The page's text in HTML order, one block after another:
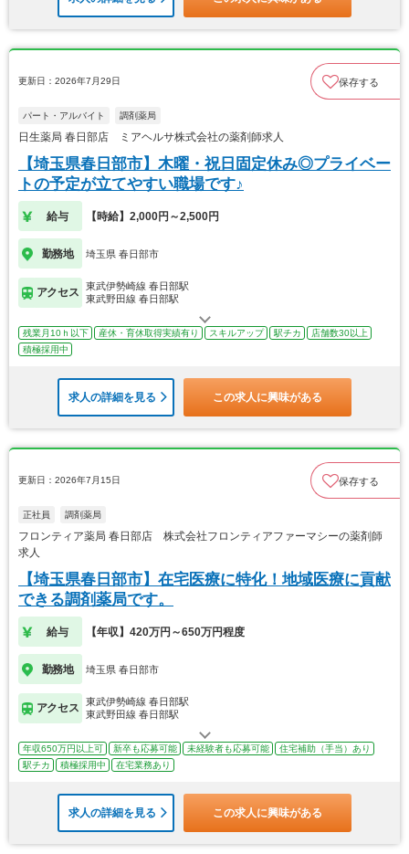
更新日：2026年7月29日 保存する
パート・アルバイト 調剤薬局
日生薬局 春日部店 ミアヘルサ株式会社の薬剤師求人
【埼玉県春日部市】木曜・祝日固定休み◎プライベー
トの予定が立てやすい職場です♪
給与 【時給】2,000円～2,500円
勤務地 埼玉県 春日部市
アクセス
東武伊勢崎線 春日部駅
東武野田線 春日部駅
残業月10ｈ以下 産休・育休取得実績有り スキルアップ 駅チカ
店舗数30以上
積極採用中
求人の詳細を見る この求人に興味がある
更新日：2026年7月15日 保存する
正社員 調剤薬局
フロンティア薬局 春日部店 株式会社フロンティアファーマシーの薬剤師
求人
【埼玉県春日部市】在宅医療に特化！地域医療に貢献
できる調剤薬局です。
給与 【年収】420万円～650万円程度
勤務地 埼玉県 春日部市
アクセス
東武伊勢崎線 春日部駅
東武野田線 春日部駅
年収650万円以上可 新卒も応募可能 未経験者も応募可能
住宅補助（手当）あり
駅チカ
積極採用中 在宅業務あり
求人の詳細を見る この求人に興味がある